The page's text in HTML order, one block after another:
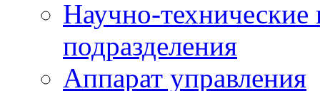
Научно-технические
подразделения
Аппарат управления